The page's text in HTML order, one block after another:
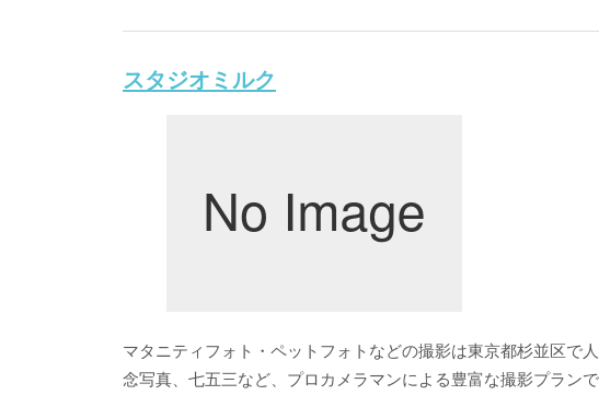
スタジオミルク
マタニティフォト・ペットフォトなどの撮影は東京都杉並区で
念写真、七五三など、プロカメラマンによる豊富な撮影プラン